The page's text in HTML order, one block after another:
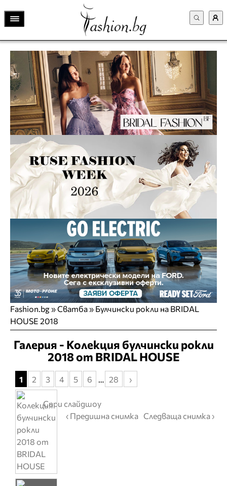
Fashion.bg»Сватба» Булчински рокли на BRIDAL
HOUSE 2018
Галерия - Колекция булчински рокли
2018 от BRIDAL HOUSE
Спри слайдшоу
‹ Предишна снимка Следваща снимка ›
1 2 3 4 5 6 … 28 ›